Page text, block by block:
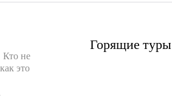
Кто не
это
Горящие туры